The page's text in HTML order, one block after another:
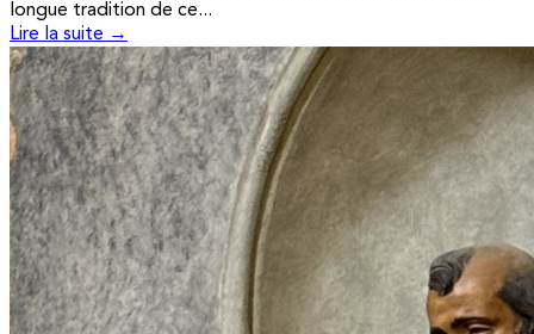
longue tradition de ce...
Lire la suite →